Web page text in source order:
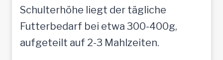
Schulterhöhe liegt der tägliche
Futterbedarf bei etwa 300-400g,
aufgeteilt auf 2-3 Mahlzeiten.